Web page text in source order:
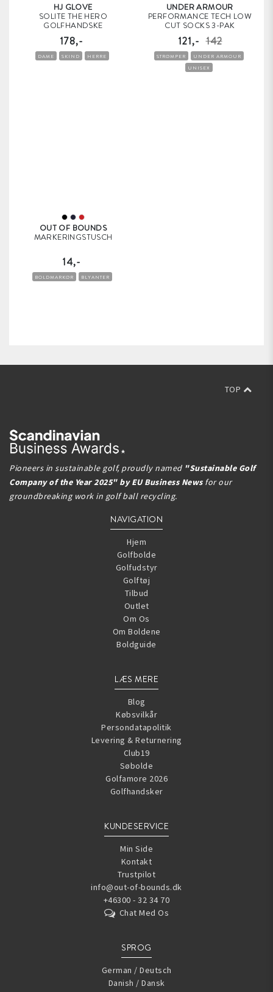
HJ GLOVE
SOLITE THE HERO
GOLFHANDSKE
178,-
DAME SKIND HERRE
UNDER ARMOUR
PERFORMANCE TECH LOW
CUT SOCKS 3-PAK
121,- 142
STRØMPER
UNDER ARMOUR
UNISEX
OUT OF BOUNDS
MARKERINGSTUSCH
14,-
BOLDMARKØR BLYANTER
Pioneers in sustainable golf, proudly named "Sustainable Golf
Company of the Year 2025" by EU Business Newsfor our
groundbreaking work in golf ball recycling.
TOP
NAVIGATION
Hjem
Golfbolde
Golfudstyr
Golftøj
Tilbud
Outlet
Om Os
Om Boldene
Boldguide
LÆS MERE
Blog
Købsvilkår
Persondatapolitik
Levering & Returnering
Club19
Søbolde
Golfamore 2026
Golfhandsker
KUNDESERVICE
Min Side
Kontakt
Trustpilot
info@out-of-bounds.dk
+46300 - 32 34 70
Chat Med Os
SPROG
German / Deutsch
Danish / Dansk